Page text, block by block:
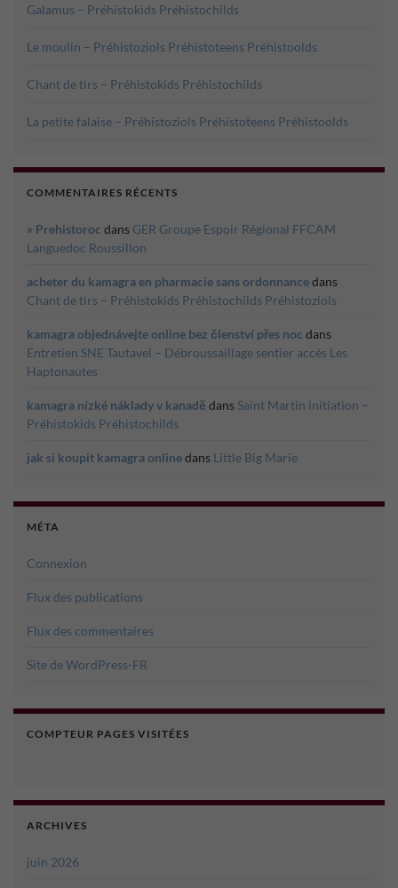
Galamus – Préhistokids Préhistochilds
Le moulin – Préhistoziols Préhistoteens Préhistoolds
Chant de tirs – Préhistokids Préhistochilds
La petite falaise – Préhistoziols Préhistoteens Préhistoolds
COMMENTAIRES RÉCENTS
» Prehistoroc dans GER Groupe Espoir Régional FFCAM
Languedoc Roussillon
acheter du kamagra en pharmacie sans ordonnancedans
Chant de tirs – Préhistokids Préhistochilds Préhistoziols
kamagra objednávejte online bez členství přes noc dans
Entretien SNE Tautavel – Débroussaillage sentier accès Les
Haptonautes
kamagra nízké náklady v kanadě dans Saint Martin initiation –
Préhistokids Préhistochilds
jak si koupit kamagra onlinedans Little Big Marie
MÉTA
Connexion
Flux des publications
Flux des commentaires
Site de WordPress-FR
COMPTEUR PAGES VISITÉES
ARCHIVES
juin 2026